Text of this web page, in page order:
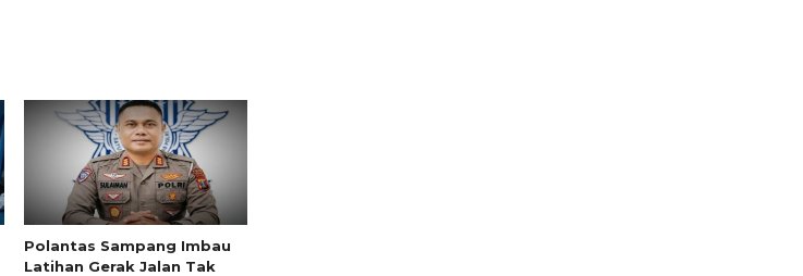
Polantas Sampang Imbau
Latihan Gerak Jalan Tak